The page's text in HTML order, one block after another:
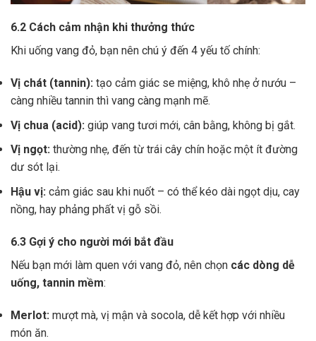
6.2 Cách cảm nhận khi thưởng thức
Khi uống vang đỏ, bạn nên chú ý đến 4 yếu tố chính:
Vị chát (tannin): tạo cảm giác se miệng, khô nhẹ ở nướu –
càng nhiều tannin thì vang càng mạnh mẽ.
Vị chua (acid): giúp vang tươi mới, cân bằng, không bị gắt.
Vị ngọt: thường nhẹ, đến từ trái cây chín hoặc một ít đường
dư sót lại.
Hậu vị: cảm giác sau khi nuốt – có thể kéo dài ngọt dịu, cay
nồng, hay phảng phất vị gỗ sồi.
6.3 Gợi ý cho người mới bắt đầu
Nếu bạn mới làm quen với vang đỏ, nên chọn các dòng dễ
uống, tannin mềm:
Merlot: mượt mà, vị mận và socola, dễ kết hợp với nhiều
món ăn.